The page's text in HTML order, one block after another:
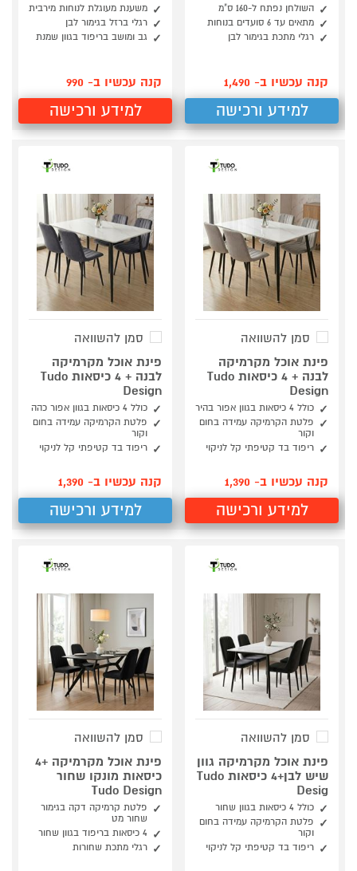
השולחן נפתח ל-160 ס"מ
מתאים עד 6 סועדים בנוחות
רגלי מתכת בגימור לבן
קנה עכשיו ב- 1,490
למידע ורכישה
משענת מעוגלת לנוחות מירבית
רגלי ברזל בגימור לבן
גב ומושב בריפוד בגוון שמנת
קנה עכשיו ב- 990
למידע ורכישה
סמן להשוואה
פינת אוכל מקרמיקה
לבנה + 4 כיסאות Tudo
Design
כולל 4 כיסאות בגוון אפור בהיר
פלטת הקרמיקה עמידה בחום
וקור
ריפוד בד קטיפתי קל לניקוי
קנה עכשיו ב- 1,390
למידע ורכישה
סמן להשוואה
פינת אוכל מקרמיקה
לבנה + 4 כיסאות Tudo
Design
כולל 4 כיסאות בגוון אפור כהה
פלטת הקרמיקה עמידה בחום
וקור
ריפוד בד קטיפתי קל לניקוי
קנה עכשיו ב- 1,390
למידע ורכישה
סמן להשוואה
פינת אוכל מקרמיקה גוון
שיש לבן+4 כיסאות Tudo
Desig
כולל 4 כיסאות בגוון שחור
פלטת הקרמיקה עמידה בחום
וקור
ריפוד בד קטיפתי קל לניקוי
סמן להשוואה
פינת אוכל מקרמיקה +4
כיסאות מונקו שחור
Tudo Design
פלטת קרמיקה דקה בגימור
שחור מט
4 כיסאות בריפוד בגוון שחור
רגלי מתכת שחורות